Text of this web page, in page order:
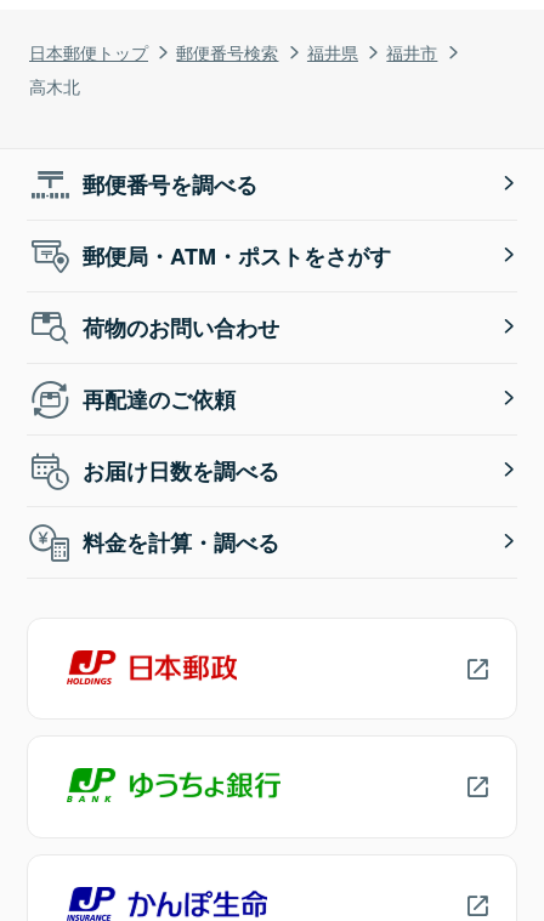
日本郵便トップ 郵便番号検索 福井県
福井市
高木北
郵便番号を調べる
郵便局・ATM・ポストをさがす
荷物のお問い合わせ
再配達のご依頼
お届け日数を調べる
料金を計算・調べる